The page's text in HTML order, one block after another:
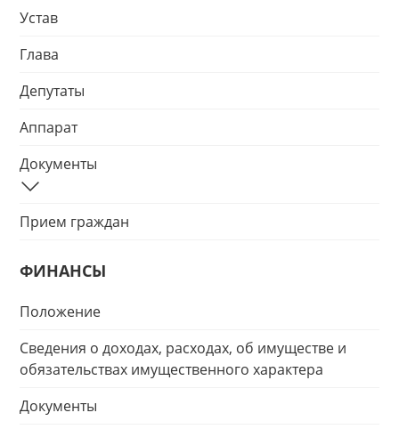
Устав
Глава
Депутаты
Аппарат
Документы
Прием граждан
ФИНАНСЫ
Положение
Сведения о доходах, расходах, об имуществе и
обязательствах имущественного характера
Документы